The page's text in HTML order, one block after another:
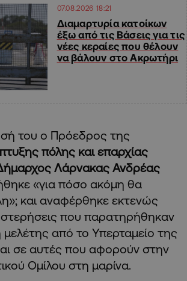
07.08.2026 18:21
Διαμαρτυρία κατοίκων
έξω από τις Βάσεις για τις
νέες κεραίες που θέλουν
να βάλουν στο Ακρωτήρι
του ο Πρόεδρος της
πόλης και επαρχίας
Λάρνακας Ανδρέας
«για πόσο ακόμη θα
και αναφέρθηκε εκτενώς
που παρατηρήθηκαν
από το Υπερταμείο της
σε αυτές που αφορούν στην
Ομίλου στη μαρίνα.